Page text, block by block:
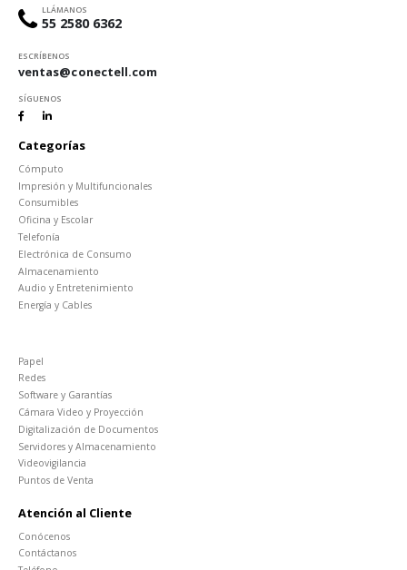
LLÁMANOS
55 2580 6362
ESCRÍBENOS
ventas@conectell.com
SÍGUENOS
Categorías
Cómputo
Impresión y Multifuncionales
Consumibles
Oficina y Escolar
Telefonía
Electrónica de Consumo
Almacenamiento
Audio y Entretenimiento
Energía y Cables
Papel
Redes
Software y Garantías
Cámara Video y Proyección
Digitalización de Documentos
Servidores y Almacenamiento
Videovigilancia
Puntos de Venta
Atención al Cliente
Conócenos
Contáctanos